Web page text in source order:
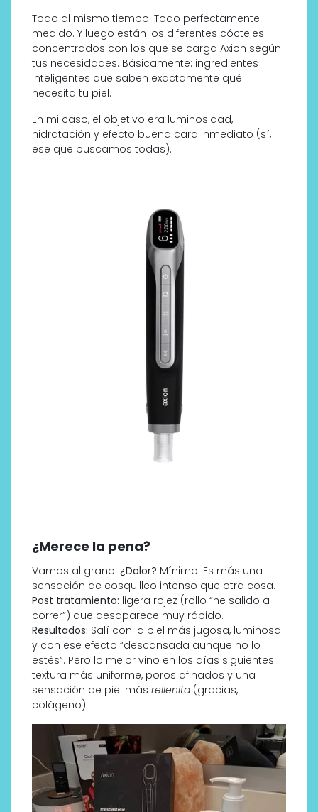
Todo al mismo tiempo. Todo perfectamente
medido. Y luego están los diferentes cócteles
concentrados con los que se carga Axion según
tus necesidades. Básicamente: ingredientes
inteligentes que saben exactamente qué
necesita tu piel.
En mi caso, el objetivo era luminosidad,
hidratación y efecto buena cara inmediato (sí,
ese que buscamos todas).
¿Merece la pena?
Vamos al grano. ¿Dolor? Mínimo. Es más una
sensación de cosquilleo intenso que otra cosa.
Post tratamiento: ligera rojez (rollo “he salido a
correr”) que desaparece muy rápido.
Resultados: Salí con la piel más jugosa, luminosa
y con ese efecto “descansada aunque no lo
estés”. Pero lo mejor vino en los días siguientes:
textura más uniforme, poros afinados y una
sensación de piel más rellenita (gracias,
colágeno).